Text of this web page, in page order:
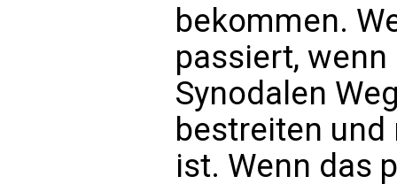
bekommen.
passiert,
Synodalen
bestreiten
ist. Wenn das